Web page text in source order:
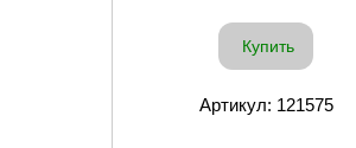
Купить
Артикул: 121575